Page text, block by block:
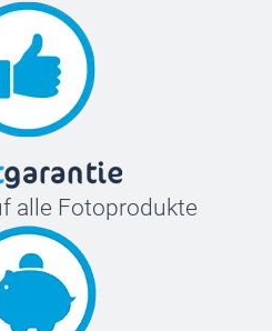
alle Fotoprodukte